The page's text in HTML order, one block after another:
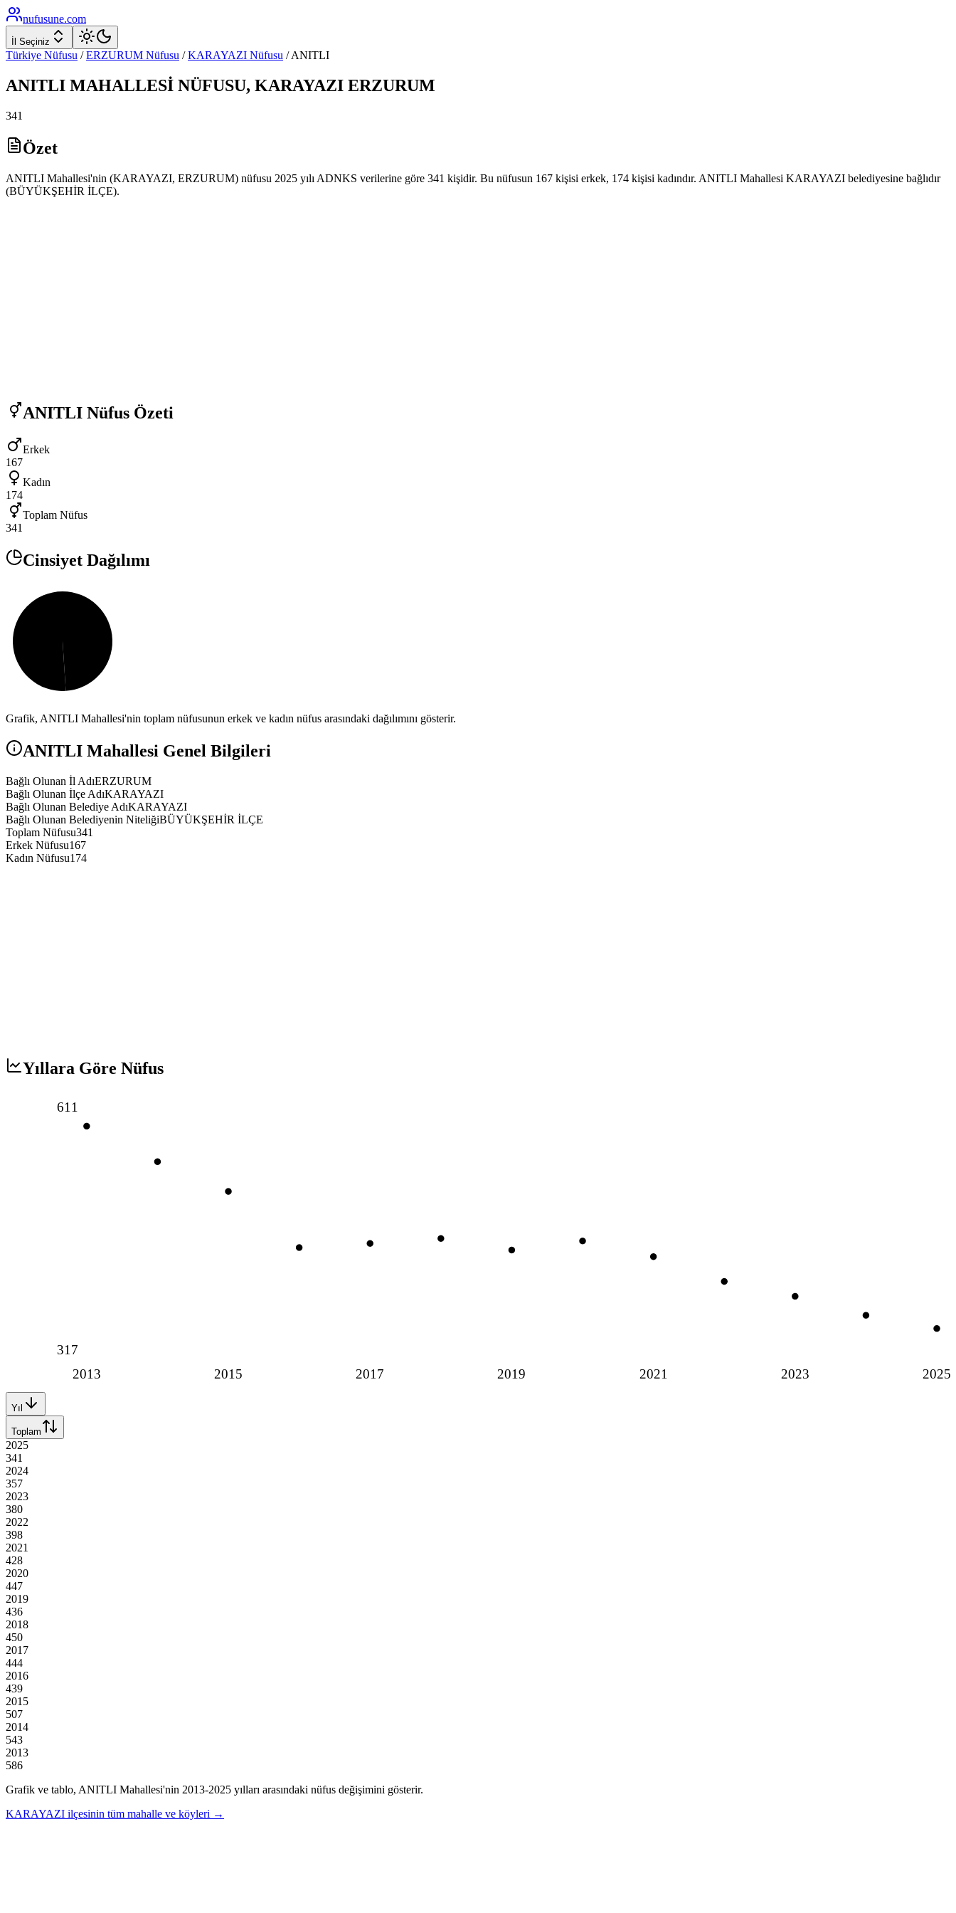
nufusune.com
İl Seçiniz
Türkiye Nüfusu / ERZURUM Nüfusu / KARAYAZI Nüfusu /ANITLI
ANITLI MAHALLESİ NÜFUSU, KARAYAZI ERZURUM
341
Özet
ANITLI Mahallesi'nin (KARAYAZI, ERZURUM) nüfusu 2025 yılı ADNKS verilerine göre 341 kişidir. Bu nüfusun 167 kişisi erkek, 174 kişisi kadındır. ANITLI Mahallesi KARAYAZI belediyesine bağlıdır
(BÜYÜKŞEHİR İLÇE).
ANITLI Nüfus Özeti
Erkek
167
Kadın
174
Toplam Nüfus
341
Cinsiyet Dağılımı
Grafik, ANITLI Mahallesi'nin toplam nüfusunun erkek ve kadın nüfus arasındaki dağılımını gösterir.
ANITLI Mahallesi Genel Bilgileri
Bağlı Olunan İl AdıERZURUM
Bağlı Olunan İlçe AdıKARAYAZI
Bağlı Olunan Belediye AdıKARAYAZI
Bağlı Olunan Belediyenin NiteliğiBÜYÜKŞEHİR İLÇE
Toplam Nüfusu341
Erkek Nüfusu167
Kadın Nüfusu174
Yıllara Göre Nüfus
2013 2015 2017 2019 2021 2023 2025
611
317
Yıl
Toplam
2025
341
2024
357
2023
380
2022
398
2021
428
2020
447
2019
436
2018
450
2017
444
2016
439
2015
507
2014
543
2013
586
Grafik ve tablo, ANITLI Mahallesi'nin 2013-2025 yılları arasındaki nüfus değişimini gösterir.
KARAYAZI ilçesinin tüm mahalle ve köyleri →